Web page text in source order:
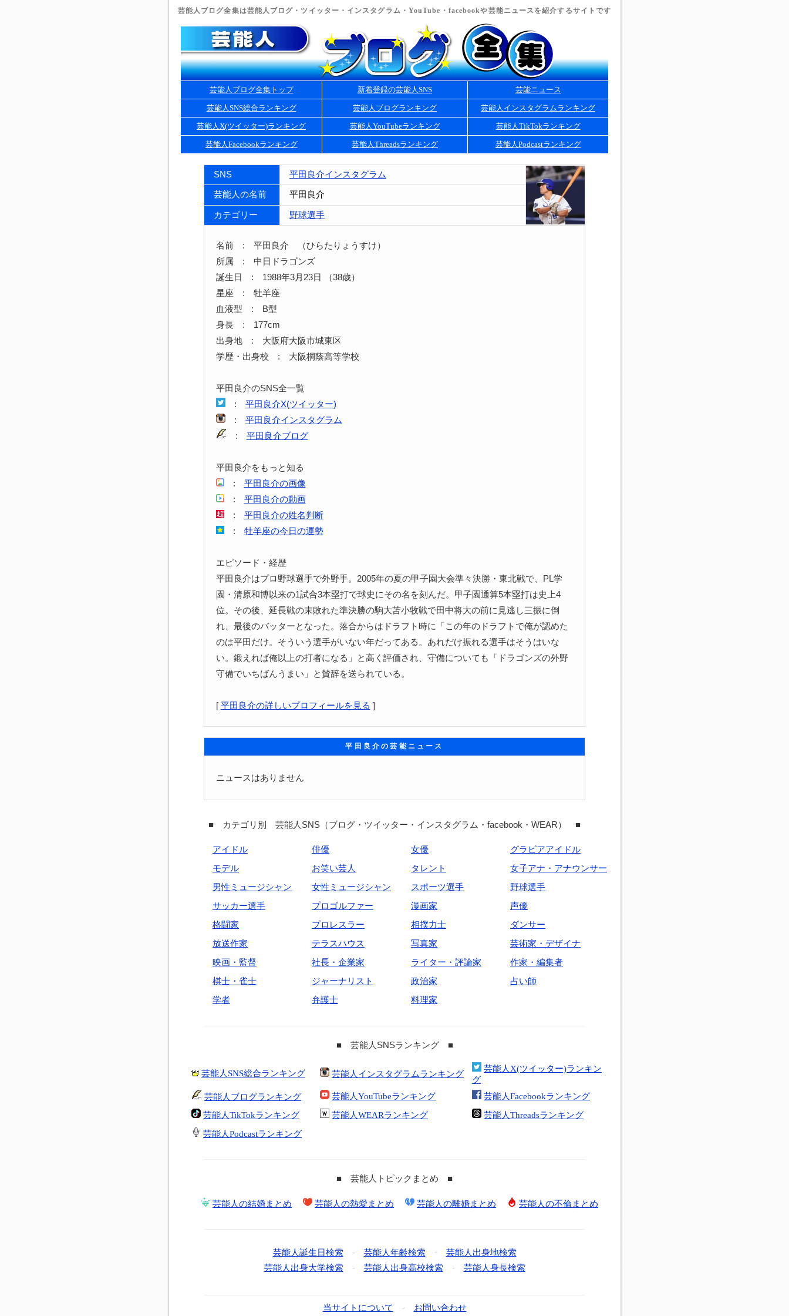
芸能人ブログ全集は芸能人ブログ・ツイッター・インスタグラム・YouTube・facebookや芸能ニュースを紹介するサイトです
芸能人ブログ全集トップ 新着登録の芸能人SNS 芸能ニュース
芸能人SNS総合ランキング 芸能人ブログランキング 芸能人インスタグラムランキング
芸能人X(ツイッター)ランキング 芸能人YouTubeランキング 芸能人TikTokランキング
芸能人Facebookランキング 芸能人Threadsランキング 芸能人Podcastランキング
SNS 平田良介インスタグラム
芸能人の名前 平田良介
カテゴリー 野球選手
名前 : 平田良介 （ひらたりょうすけ）
所属 : 中日ドラゴンズ
誕生日 : 1988年3月23日 （38歳）
星座 : 牡羊座
血液型 : B型
身長 : 177cm
出身地 : 大阪府大阪市城東区
学歴・出身校 : 大阪桐蔭高等学校
平田良介のSNS全一覧
: 平田良介X(ツイッター)
: 平田良介インスタグラム
: 平田良介ブログ
平田良介をもっと知る
: 平田良介の画像
: 平田良介の動画
: 平田良介の姓名判断
: 牡羊座の今日の運勢
エピソード・経歴
平田良介はプロ野球選手で外野手。2005年の夏の甲子園大会準々決勝・東北戦で、PL学
園・清原和博以来の1試合3本塁打で球史にその名を刻んだ。甲子園通算5本塁打は史上4
位。その後、延長戦の末敗れた準決勝の駒大苫小牧戦で田中将大の前に見逃し三振に倒
れ、最後のバッターとなった。落合からはドラフト時に「この年のドラフトで俺が認めた
のは平田だけ。そういう選手がいない年だってある。あれだけ振れる選手はそうはいな
い。鍛えれば俺以上の打者になる」と高く評価され、守備についても「ドラゴンズの外野
守備でいちばんうまい」と賛辞を送られている。
[ 平田良介の詳しいプロフィールを見る ]
平田良介の芸能ニュース
ニュースはありません
■ カテゴリ別 芸能人SNS（ブログ・ツイッター・インスタグラム・facebook・WEAR） ■
アイドル 俳優 女優
グラビアアイドル
モデル
お笑い芸人 タレント
女子アナ・アナウンサー
男性ミュージシャン
女性ミュージシャン スポーツ選手
野球選手
サッカー選手
プロゴルファー 漫画家
声優
格闘家
プロレスラー 相撲力士
ダンサー
放送作家
テラスハウス 写真家
芸術家・デザイナ
映画・監督
社長・企業家 ライター・評論家
作家・編集者
棋士・雀士
ジャーナリスト 政治家
占い師
学者
弁護士 料理家
■ 芸能人SNSランキング ■
芸能人SNS総合ランキング 芸能人インスタグラムランキング
芸能人X(ツイッター)ランキン
グ
芸能人ブログランキング
芸能人YouTubeランキング
芸能人Facebookランキング
芸能人TikTokランキング
芸能人WEARランキング
芸能人Threadsランキング
芸能人Podcastランキング
■ 芸能人トピックまとめ ■
芸能人の結婚まとめ 芸能人の熱愛まとめ 芸能人の離婚まとめ 芸能人の不倫まとめ
芸能人誕生日検索 - 芸能人年齢検索 -
芸能人出身地検索
芸能人出身大学検索
- 芸能人出身高校検索 - 芸能人身長検索
当サイトについて - お問い合わせ